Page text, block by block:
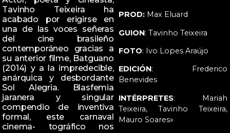
Tavinho Teixeira ha
acabado por erigirse en
una de las voces señeras
del cine brasileño
contemporáneo gracias a
su anterior filme, Batguano
(2014) y a la impredecible,
anárquica y desbordante
Sol Alegria. Blasfemia
jaranera y singular
compendio de inventiva
formal, este carnaval
cinema- tográfico nos
PROD:Max Eluard
GUION: Tavinho Teixeira
FOTO: Ivo Lopes Araújo
EDICIÓN: Frederico
Benevides
INTÉRPRETES: Mariah
Teixeira, Tavinho Teixeira,
Mauro Soares»